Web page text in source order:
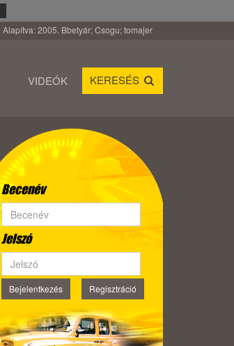
Alapítva: 2005. Bbetyár; Csogu; tomajer
VIDEÓK KERESÉS
Becenév
Jelszó
Bejelentkezés Regisztráció